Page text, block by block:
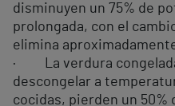
disminuyen un 75% de
prolongada, con el
elimina
· La verdura
descongelar a
cocidas, pierden un 50%